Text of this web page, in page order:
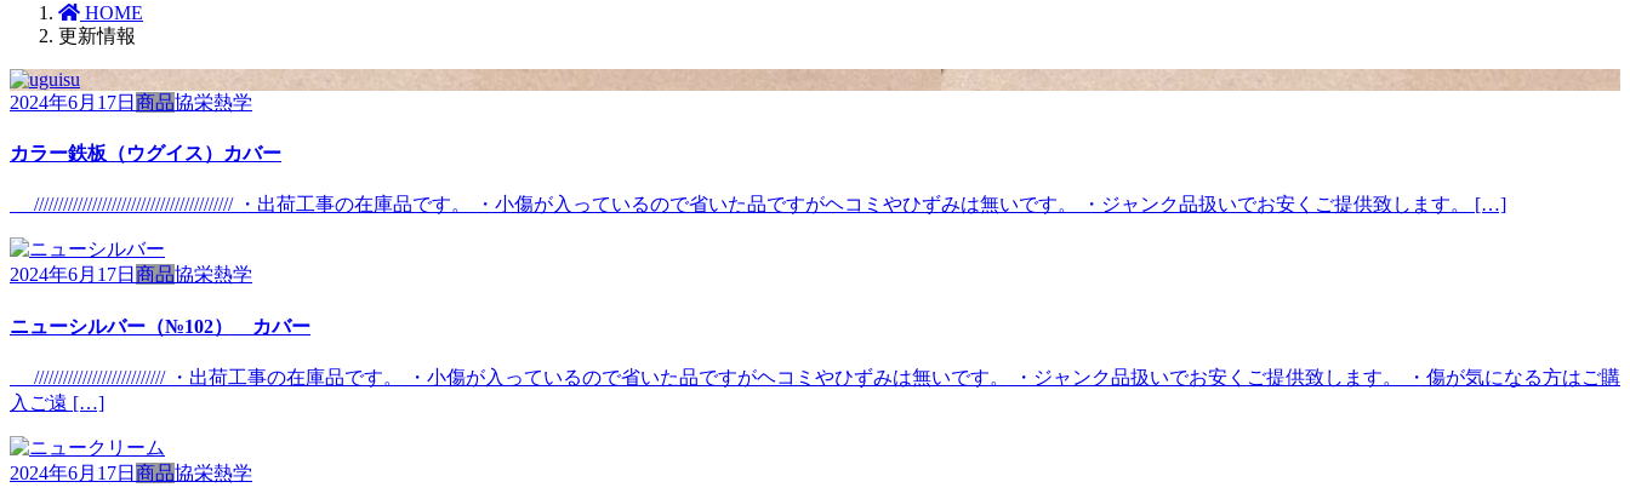
HOME
更新情報
2024年6月17日 商品協栄熱学
カラー鉄板（ウグイス）カバー
///////////////////////////////////////// ・出荷工事の在庫品です。 ・小傷が入っているので省いた品ですがヘコミやひずみは無いです。 ・ジャンク品扱いでお安くご提供致します。 […]
2024年6月17日 商品協栄熱学
ニューシルバー（№102） カバー
/////////////////////////// ・出荷工事の在庫品です。 ・小傷が入っているので省いた品ですがヘコミやひずみは無いです。 ・ジャンク品扱いでお安くご提供致します。 ・傷が気になる方はご購
入ご遠 […]
2024年6月17日 商品協栄熱学